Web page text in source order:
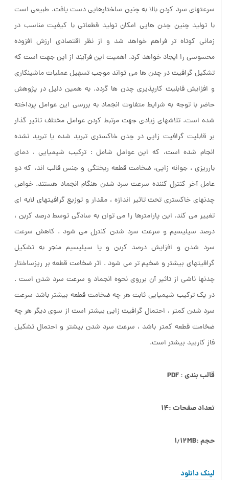
سرعتهای سرد کردن بالا به چنین ساختارهایی دست یافت. طبیعی است
با تولید چنین چدن هایی امکان تولید قطعاتی با کیفیت مناسب در
زمانی کوتاه تر فراهم خواهد شد و از نظر اقتصادی ارزش افزوده
محسوسی را ایجاد خواهد کرد. اهمیت این فرآیند از این جهت است که
تشکیل گرافیت در چدن ها می تواند موجب تسهیل عملیات ماشینکاری
و افزایش قابلیت کارپذیری چدن ها گردد. به همین دلیل در پ‍ژوهش
حاضر با توجه به شرایط متفاوت انجماد به بررسی این عوامل پرداخته
شده است. تلاشهای زیادی جهت مرتبط کردن عوامل مختلف تاثیر گذار
بر قابلیت گرافیت زایی در چدن خاکستری تبرید شده یا تبرید نشده
انجام شده است، که این عوامل شامل : ترکیب شیمیایی ، دمای
بارریزی ، جوانه زایی، ضخامت قطعه ریختگی و جنس قالب اند، که دو
عامل آخر کنترل کننده سرعت سرد شدن هنگام انجماد هستند. خواص
چدنهای خاکستری تحت تاثیر اندازه ، مقدار و توزیع گرافیتهای لایه ای
تغییر می کند. این پارامترها را می توان به سادگی توسط درصد کربن ،
درصد سیلیسیم و سرعت سرد شدن کنترل می شود . کاهش سرعت
سرد شدن و افزایش درصد کربن و یا سیلیسیم منجر به تشکیل
گرافیتهای بیشتر و ضخیم تر می شود . اثر ضخامت قطعه بر ریزساختار
چدنها ناشی از تاثیر آن برروی نحوه انجماد و سرعت سرد شدن است .
در یک ترکیب شیمیایی ثابت هر چه ضخامت قطعه بیشتر باشد سرعت
سرد شدن کمتر ، احتمال گرافیت زایی بیشتر است از سوی دیگر هر چه
ضخامت قطعه کمتر باشد ، سرعت سرد شدن بیشتر و احتمال تشکیل
فاز کاربید بیشتر است.
قالب بندی : PDF
تعداد صفحات :۱۴
حجم :‌۱٫۱۲MB
لینک دانلود